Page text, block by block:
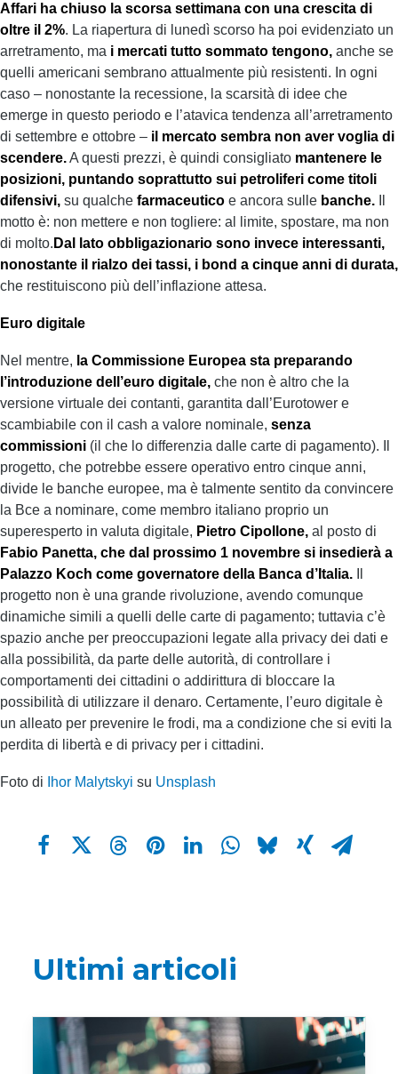
Affari ha chiuso la scorsa settimana con una crescita di
oltre il 2%. La riapertura di lunedì scorso ha poi evidenziato un
arretramento, ma i mercati tutto sommato tengono, anche se
quelli americani sembrano attualmente più resistenti. In ogni
caso – nonostante la recessione, la scarsità di idee che
emerge in questo periodo e l’atavica tendenza all’arretramento
di settembre e ottobre – il mercato sembra non aver voglia di
scendere.A questi prezzi, è quindi consigliato mantenere le
posizioni, puntando soprattutto sui petroliferi come titoli
difensivi, su qualche farmaceutico e ancora sulle banche.
motto è: non mettere e non togliere: al limite, spostare, ma non
di molto. Dal lato obbligazionario sono invece interessanti,
nonostante il rialzo dei tassi, i bond a cinque anni di durata,
che restituiscono più dell’inflazione attesa.
Euro digitale
Nel mentre, la Commissione Europea sta preparando
l’introduzione dell’euro digitale, che non è altro che la
versione virtuale dei contanti, garantita dall’Eurotower e
scambiabile con il cash a valore nominale, senza
commissioni (il che lo differenzia dalle carte di pagamento). Il
progetto, che potrebbe essere operativo entro cinque anni,
divide le banche europee, ma è talmente sentito da convincere
la Bce a nominare, come membro italiano proprio un
superesperto in valuta digitale, Pietro Cipollone, al posto di
Fabio Panetta, che dal prossimo 1 novembre si insedierà a
Palazzo Koch come governatore della Banca d’Italia.
progetto non è una grande rivoluzione, avendo comunque
dinamiche simili a quelli delle carte di pagamento; tuttavia c’è
spazio anche per preoccupazioni legate alla privacy dei dati e
alla possibilità, da parte delle autorità, di controllare i
comportamenti dei cittadini o addirittura di bloccare la
possibilità di utilizzare il denaro. Certamente, l’euro digitale è
un alleato per prevenire le frodi, ma a condizione che si eviti la
perdita di libertà e di privacy per i cittadini.
Foto di Ihor Malytskyi su Unsplash
Ultimi articoli